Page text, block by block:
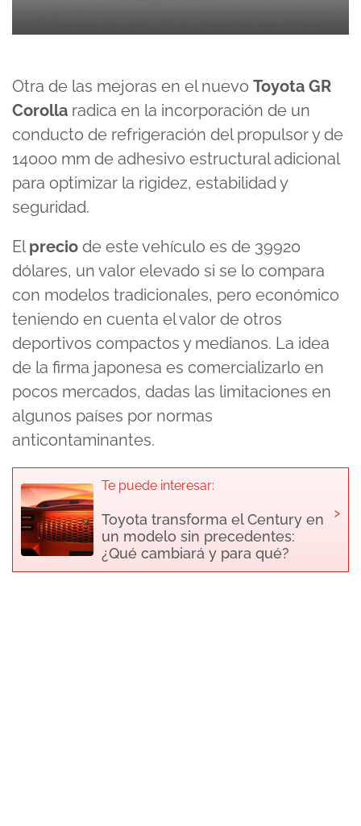
Otra de las mejoras en el nuevo Toyota GR
Corolla radica en la incorporación de un
conducto de refrigeración del propulsor y de
14000 mm de adhesivo estructural adicional
para optimizar la rigidez, estabilidad y
seguridad.
Elprecio de este vehículo es de 39920
dólares, un valor elevado si se lo compara
con modelos tradicionales, pero económico
teniendo en cuenta el valor de otros
deportivos compactos y medianos. La idea
de la firma japonesa es comercializarlo en
pocos mercados, dadas las limitaciones en
algunos países por normas
anticontaminantes.
Te puede interesar:
Toyota transforma el Century en
un modelo sin precedentes:
¿Qué cambiará y para qué?
›